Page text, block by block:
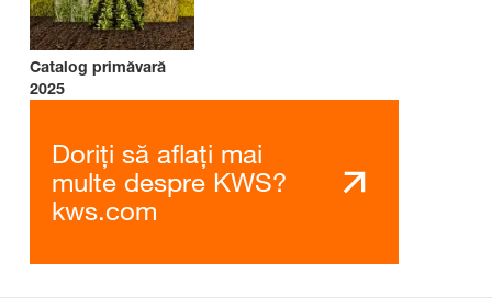
Catalog primăvară
2025
Doriți să aflați mai
multe despre KWS?
kws.com